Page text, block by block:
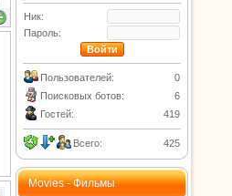
Ник:
Пароль:
Пользователей:
0
Поисковых ботов:
6
Гостей:
419
Всего: 425
Movies - Фильмы